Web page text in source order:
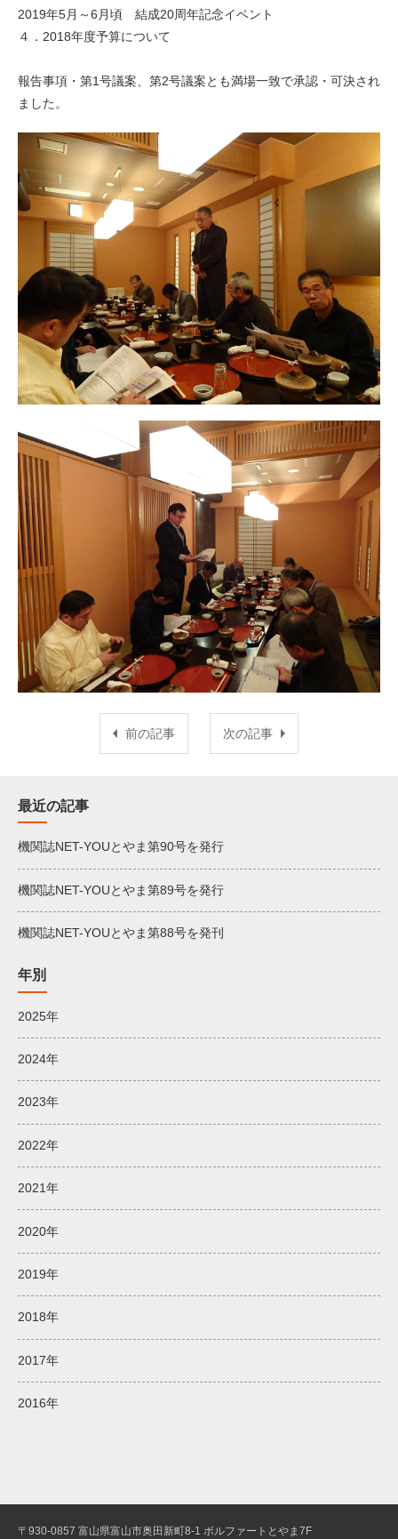
2019年5月～6月頃 結成20周年記念イベント
４．2018年度予算について
報告事項・第1号議案、第2号議案とも満場一致で承認・可決され
ました。
前の記事 次の記事
最近の記事
機関誌NET-YOUとやま第90号を発行
機関誌NET-YOUとやま第89号を発行
機関誌NET-YOUとやま第88号を発刊
年別
2025年
2024年
2023年
2022年
2021年
2020年
2019年
2018年
2017年
2016年
〒930-0857 富山県富山市奥田新町8-1 ボルファートとやま7F